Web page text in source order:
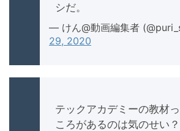
シだ。
— けん@動画編集者
29, 2020
テックアカデミーの教材
ころがあるのは気のせい？